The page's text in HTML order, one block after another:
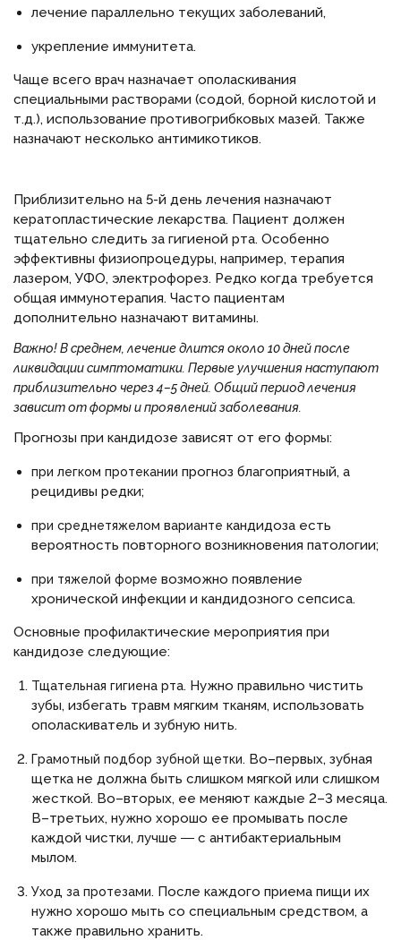
лечение параллельно текущих заболеваний,
укрепление иммунитета.
Чаще всего врач назначает ополаскивания
специальными растворами (содой, борной кислотой и
т.д.), использование противогрибковых мазей. Также
назначают несколько антимикотиков.
Приблизительно на 5-й день лечения назначают
кератопластические лекарства. Пациент должен
тщательно следить за гигиеной рта. Особенно
эффективны физиопроцедуры, например, терапия
лазером, УФО, электрофорез. Редко когда требуется
общая иммунотерапия. Часто пациентам
дополнительно назначают витамины.
Важно!В среднем, лечение длится около 10 дней после
ликвидации симптоматики. Первые улучшения наступают
приблизительно через 4–5 дней. Общий период лечения
зависит от формы и проявлений заболевания.
Прогнозы при кандидозе зависят от его формы:
при легком протекании прогноз благоприятный, а
рецидивы редки;
при среднетяжелом варианте кандидоза есть
вероятность повторного возникновения патологии;
при тяжелой форме возможно появление
хронической инфекции и кандидозного сепсиса.
Основные профилактические мероприятия при
кандидозе следующие:
Тщательная гигиена рта. Нужно правильно чистить
зубы, избегать травм мягким тканям, использовать
ополаскиватель и зубную нить.
Грамотный подбор зубной щетки. Во–первых, зубная
щетка не должна быть слишком мягкой или слишком
жесткой. Во–вторых, ее меняют каждые 2–3 месяца.
В–третьих, нужно хорошо ее промывать после
каждой чистки, лучше ― с антибактериальным
мылом.
Уход за протезами. После каждого приема пищи их
нужно хорошо мыть со специальным средством, а
также правильно хранить.